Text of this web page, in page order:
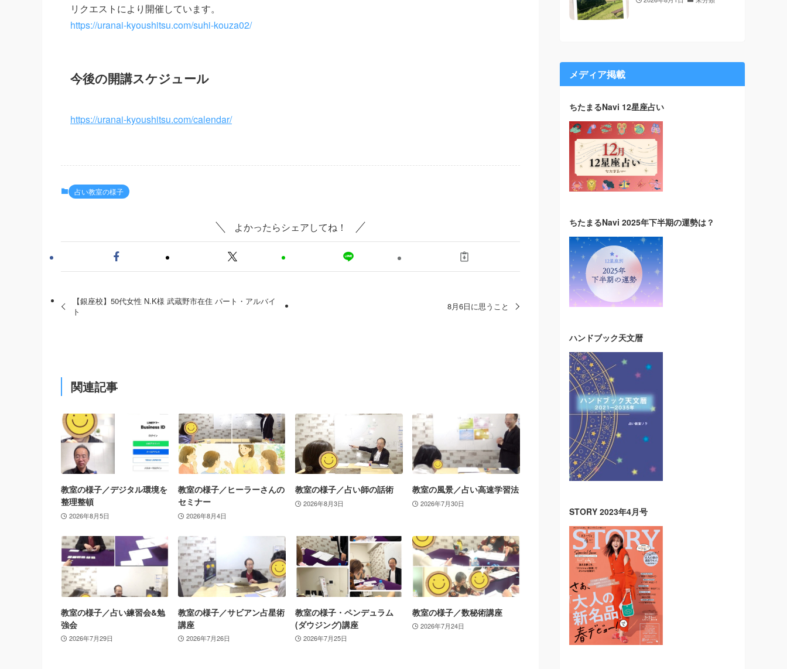
リクエストにより開催しています。
https://uranai-kyoushitsu.com/suhi-kouza02/
今後の開講スケジュール
https://uranai-kyoushitsu.com/calendar/
占い教室の様子
よかったらシェアしてね！
【銀座校】50代女性 N.K様 武蔵野市在住 パート・アルバイ
ト
8月6日に思うこと
関連記事
教室の様子／デジタル環境を
整理整頓
2026年8月5日
教室の様子／ヒーラーさんの
セミナー
2026年8月4日
教室の様子／占い師の話術
2026年8月3日
教室の風景／占い高速学習法
2026年7月30日
教室の様子／占い練習会&勉
強会
2026年7月29日
教室の様子／サビアン占星術
講座
2026年7月26日
教室の様子・ペンデュラム
(ダウジング)講座
2026年7月25日
教室の様子／数秘術講座
2026年7月24日
メディア掲載
ちたまるNavi 12星座占い
ちたまるNavi 2025年下半期の運勢は？
ハンドブック天文暦
STORY 2023年4月号